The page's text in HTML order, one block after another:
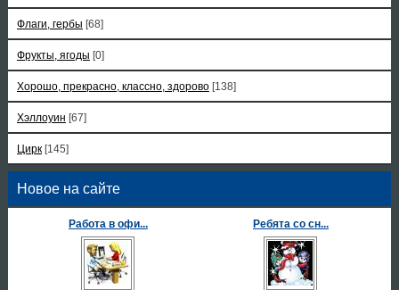
Флаги, гербы [68]
Фрукты, ягоды [0]
Хорошо, прекрасно, классно, здорово [138]
Хэллоуин [67]
Цирк [145]
Новое на сайте
Работа в офи... Ребята со сн...